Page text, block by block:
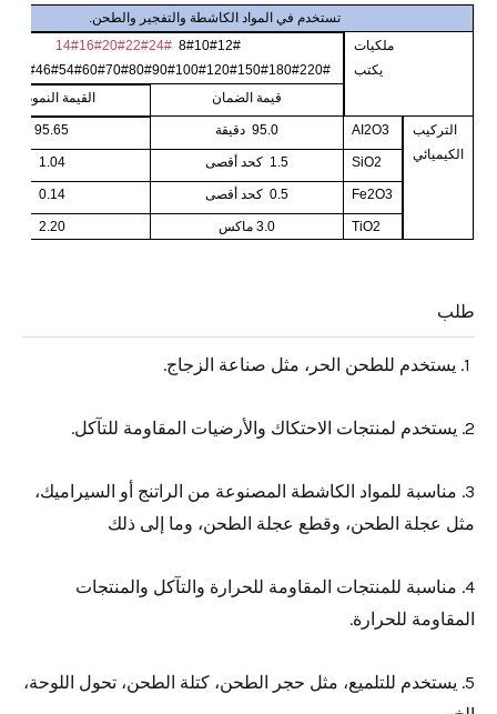
تستخدم في المواد الكاشطة والتفجير والطحن.
ملكيات
يكتب
8#10#12#
14#16#20#22#24#
قيمة الضمان القيمةالنموذجية
التركيب
الكيميائي
AI2O3
95.0 دقيقة 95.65
SiO2
1.5 كحد أقصى 1.04
Fe2O3
0.5 كحد أقصى 0.14
TiO2 3.0 ماكس 2.20
طلب
2. يستخدم لمنتجات الاحتكاك والأرضيات المقاومة للتآكل.
3. مناسبة للمواد الكاشطة المصنوعة من الراتنج أو السيراميك،
مثل عجلة الطحن، وقطع عجلة الطحن، وما إلى ذلك
4. مناسبة للمنتجات المقاومة للحرارة والتآكل والمنتجات
المقاومة للحرارة.
5. يستخدم للتلميع، مثل حجر الطحن، كتلة الطحن، تحول اللوحة،